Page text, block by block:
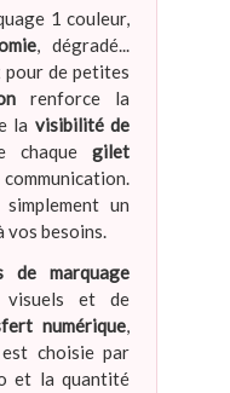
1 couleur,
, dégradé...
pour de petites
renforce la
la visibilité de
chaquegilet
un
vos besoins.
de marquage
et de
numérique,
choisie par
et la quantité